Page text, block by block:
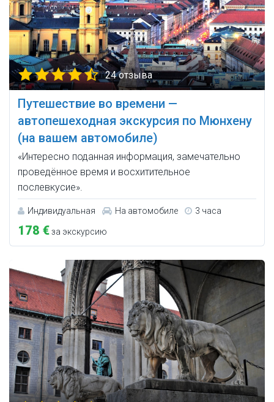
24 отзыва
Путешествие во времени —
автопешеходная экскурсия по Мюнхену
(на вашем автомобиле)
«Интересно поданная информация, замечательно
проведённое время и восхитительное
послевкусие».
Индивидуальная На автомобиле 3 часа
178 €за экскурсию